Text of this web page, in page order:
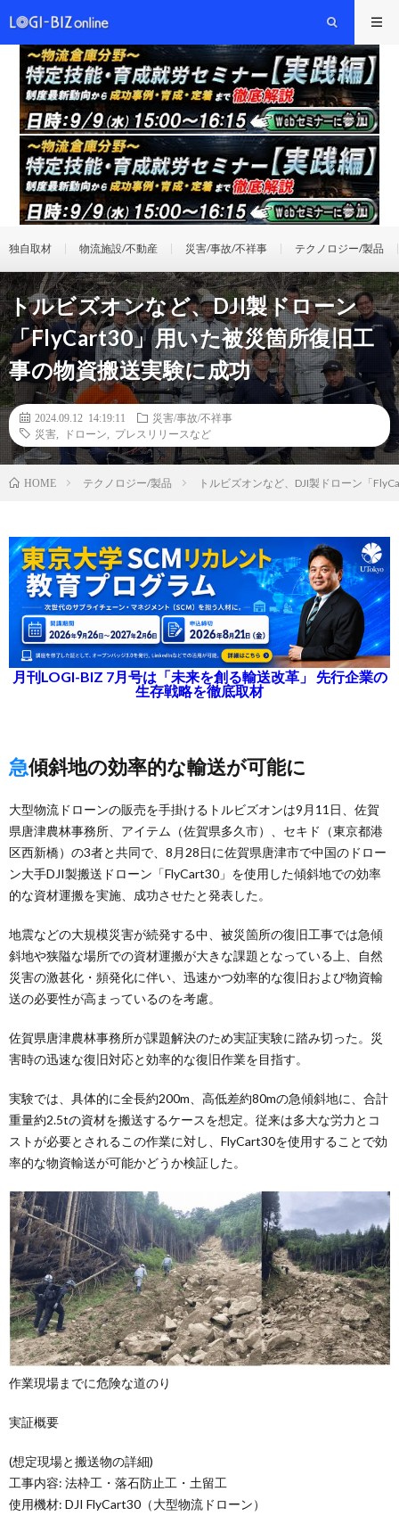
独自取材 物流施設/不動産 災害/事故/不祥事 テクノロジー/製品
トルビズオンなど、DJI製ドローン
「FlyCart30」用いた被災箇所復旧工
事の物資搬送実験に成功
2024.09.12 14:19:11
災害/事故/不祥事
災害
ドローン プレスリリースなど
HOME テクノロジー/製品 トルビズオンなど、DJI製ドローン「
月刊LOGI-BIZ 7月号は「未来を創る輸送改革」 先行企業の
生存戦略を徹底取材
急傾斜地の効率的な輸送が可能に
大型物流ドローンの販売を手掛けるトルビズオンは9月11日、佐賀
県唐津農林事務所、アイテム（佐賀県多久市）、セキド（東京都港
区西新橋）の3者と共同で、8月28日に佐賀県唐津市で中国のドロー
ン大手DJI製搬送ドローン「FlyCart30」を使用した傾斜地での効率
的な資材運搬を実施、成功させたと発表した。
地震などの大規模災害が続発する中、被災箇所の復旧工事では急傾
斜地や狭隘な場所での資材運搬が大きな課題となっている上、自然
災害の激甚化・頻発化に伴い、迅速かつ効率的な復旧および物資輸
送の必要性が高まっているのを考慮。
佐賀県唐津農林事務所が課題解決のため実証実験に踏み切った。災
害時の迅速な復旧対応と効率的な復旧作業を目指す。
実験では、具体的に全長約200m、高低差約80mの急傾斜地に、合計
重量約2.5tの資材を搬送するケースを想定。従来は多大な労力とコ
ストが必要とされるこの作業に対し、FlyCart30を使用することで効
率的な物資輸送が可能かどうか検証した。
作業現場までに危険な道のり
実証概要
(想定現場と搬送物の詳細)
工事内容: 法枠工・落石防止工・土留工
使用機材: DJI FlyCart30（大型物流ドローン）